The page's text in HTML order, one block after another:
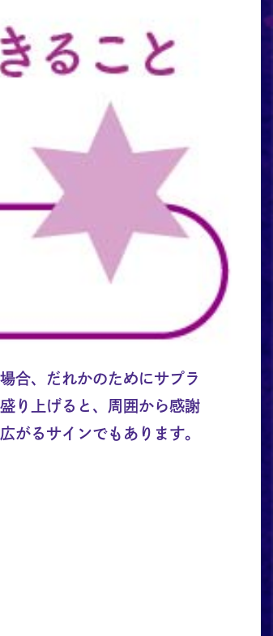
合、だれかのためにサプラ
り上げると、周囲から感謝
がるサインでもあります。